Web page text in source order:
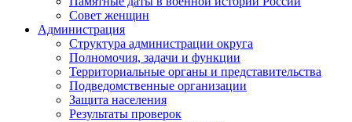
Совет женщин
Администрация
Структура администрации округа
Полномочия, задачи и функции
Территориальные органы и представительства
Подведомственные организации
Защита населения
Результаты проверок